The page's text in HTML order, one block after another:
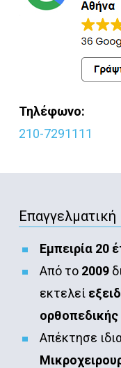
Τηλέφωνο:
210-7291111
Εμπειρία 20
Από το 2009
εκτελεί
ορθοπεδικής
Απέκτησε